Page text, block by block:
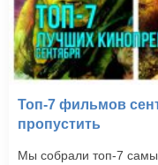
Топ-7 фильмов
пропустить
Мы собрали топ-7